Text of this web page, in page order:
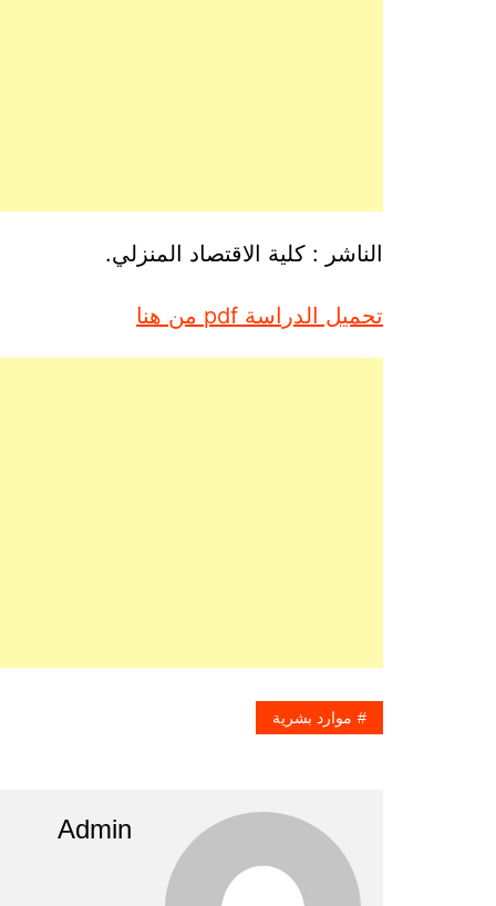
الناشر : كلية الاقتصاد المنزلي.
تحميل الدراسة pdf من هنا
موارد بشرية
Admin